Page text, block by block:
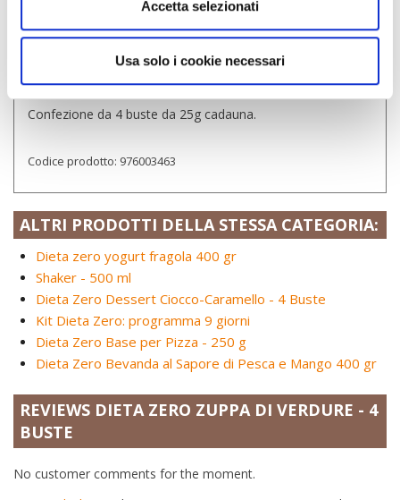
Accetta selezionati
Usa solo i cookie necessari
• Soia e prodotti derivati
• Sedano e prodotti derivati
Confezione da 4 buste da 25g cadauna.
Codice prodotto: 976003463
ALTRI PRODOTTI DELLA STESSA CATEGORIA:
Dieta zero yogurt fragola 400 gr
Shaker - 500 ml
Dieta Zero Dessert Ciocco-Caramello - 4 Buste
Kit Dieta Zero: programma 9 giorni
Dieta Zero Base per Pizza - 250 g
Dieta Zero Bevanda al Sapore di Pesca e Mango 400 gr
REVIEWS DIETA ZERO ZUPPA DI VERDURE - 4
BUSTE
No customer comments for the moment.